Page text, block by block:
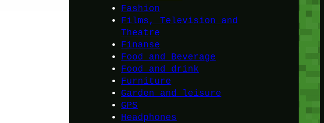
Fashion
Films, Television and
Theatre
Finanse
Food and Beverage
Food and drink
Furniture
Garden and leisure
GPS
Headphones